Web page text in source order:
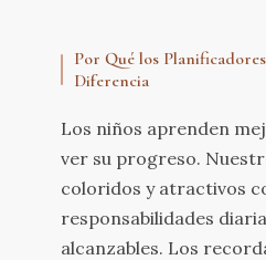
Por Qué los
Diferencia
Los niños aprenden
ver su progreso.
coloridos y atractivos
responsabilidades
alcanzables. Los